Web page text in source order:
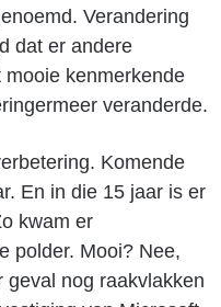
Verandering
dat er andere
kenmerkende
veranderde.
Komende
En in die 15 jaar is er
kwam er
polder. Mooi? Nee,
nog raakvlakken